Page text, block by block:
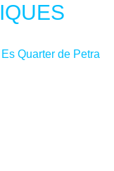
Quarter de Petra
des fins d'analyse
des publicités
sur le bouton "Tout